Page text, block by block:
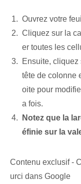
Ouvrez votre
Cliquez sur la
er toutes les
Ensuite, cliquez
tête de colonne
oite pour
a fois.
Notez que la
éfinie sur la
Contenu exclusif -
urci dans Google